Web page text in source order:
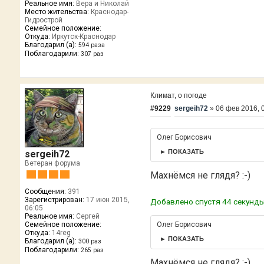
Реальное имя: Вера и Николай
Место жительства: Краснодар-
Гидрострой
Семейное положение:
Откуда: Иркутск-Краснодар
Благодарил (а): 594 раза
Поблагодарили: 307 раз
sergeih72
Ветеран форума
Сообщения: 391
Зарегистрирован: 17 июн 2015,
06:05
Реальное имя: Сергей
Семейное положение:
Откуда: 14reg
Благодарил (а): 300 раз
Поблагодарили: 265 раз
Климат, о погоде
#9229 sergeih72 »06 фев 2016,
Олег Борисович
► ПОКАЗАТЬ
Махнёмся не глядя? :-)
Добавлено спустя 44
Олег Борисович
► ПОКАЗАТЬ